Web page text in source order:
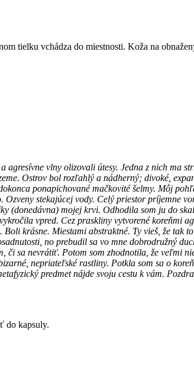
tielku vchádza do miestnosti. Koža na
agresívne vlny olizovali útesy. Jedna z nich ma
Ostrov bol rozľahlý a nádherný; divoké,
ponapichované mačkovité šelmy. Môj
stekajúcej vody. Celý priestor príjemne
(donedávna) mojej krvi. Odhodila som ju do
vpred. Cez praskliny vytvorené koreňmi
Boli krásne. Miestami abstraktné. Ty vieš, že
no prebudil sa vo mne dobrodružný
či sa nevrátiť. Potom som zhodnotila, že veľmi
nepriateľské rastliny. Potkla som sa o
predmet nájde svoju cestu k vám.
do kapsuly.